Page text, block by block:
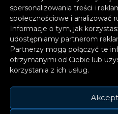
spersonalizowania treści i
społecznościowe i analizować
Informacje o tym, jak
udostępniamy partnerom
Partnerzy mogą połączyć te
otrzymanymi od Ciebie lub
korzystania z ich usług.
wstrząsnął całym
narciarskich. – Boże
wszystko będzie z nim w
Piotr Bąk, dziennikarz
OMG, FATALNY